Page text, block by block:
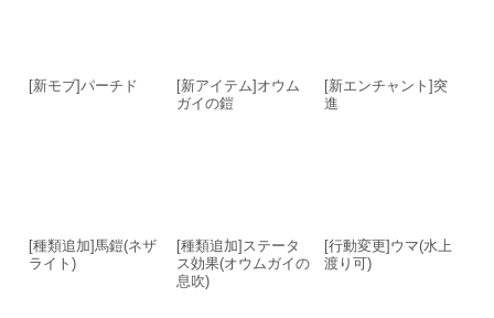
[新モブ]パーチド
[新アイテム]オウム
ガイの鎧
[新エンチャント]突
進
[種類追加]馬鎧(ネザ
ライト)
[種類追加]ステータ
ス効果(オウムガイの
息吹)
[行動変更]ウマ(水上
渡り可)